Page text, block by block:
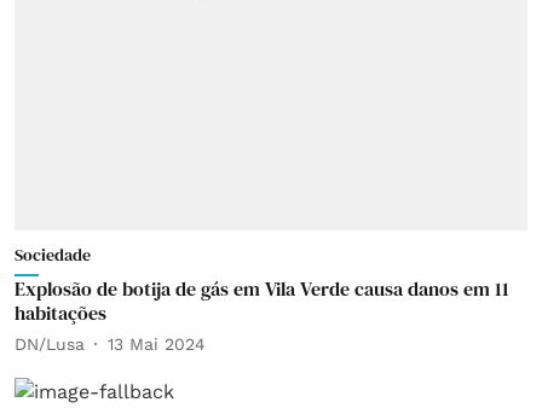
Sociedade
Explosão de botija de gás em Vila Verde causa danos em 11
habitações
DN/Lusa 13 Mai 2024